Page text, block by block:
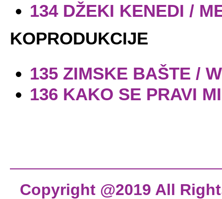
134 DŽEKI KENEDI /
KOPRODUKCIJE
135 ZIMSKE BAŠTE /
136 KAKO SE PRAVI
Copyright @2019 All